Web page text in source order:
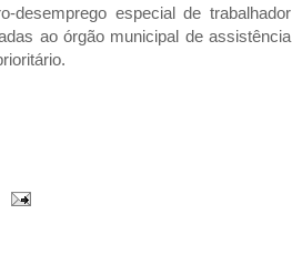
desemprego especial de trabalhador
ao órgão municipal de assistência